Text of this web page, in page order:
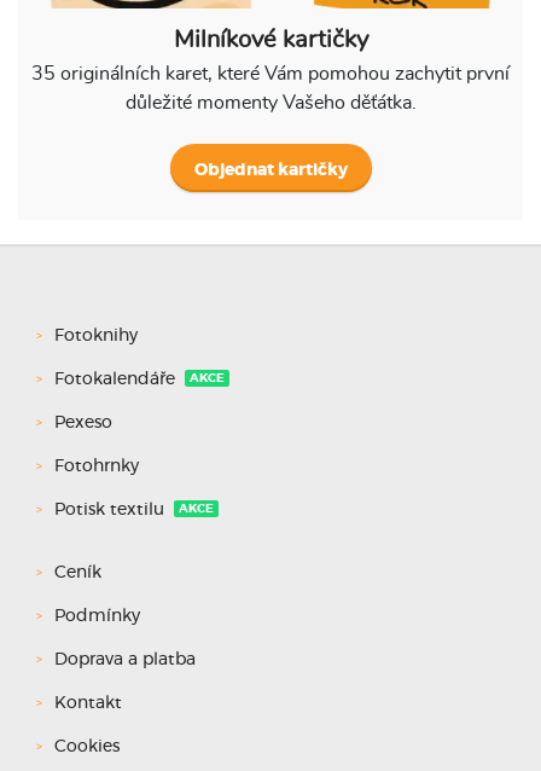
Milníkové kartičky
35 originálních karet, které Vám pomohou zachytit první
důležité momenty Vašeho děťátka.
Objednat kartičky
Fotoknihy
Fotokalendáře AKCE
Pexeso
Fotohrnky
Potisk textilu AKCE
Ceník
Podmínky
Doprava a platba
Kontakt
Cookies